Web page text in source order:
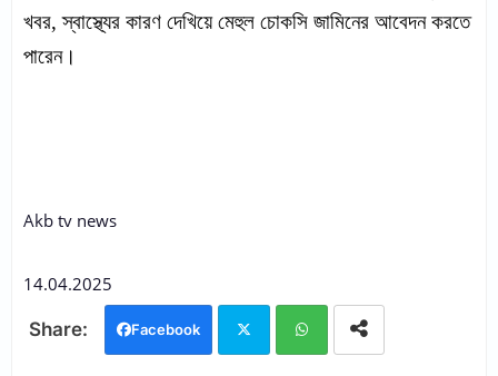
খবর, স্বাস্থ্যের কারণ দেখিয়ে মেহুল চোকসি জামিনের আবেদন করতে
পারেন।
Akb tv news
14.04.2025
Facebook